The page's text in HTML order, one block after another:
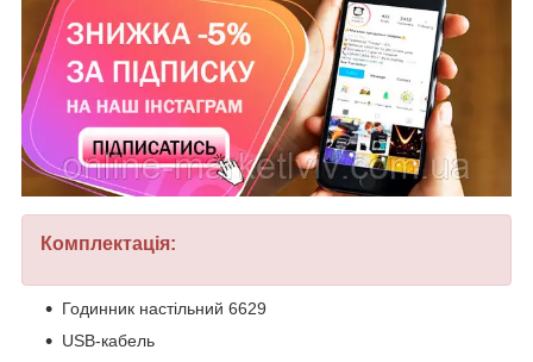
Комплектація:
Годинник настільний 6629
USB-кабель